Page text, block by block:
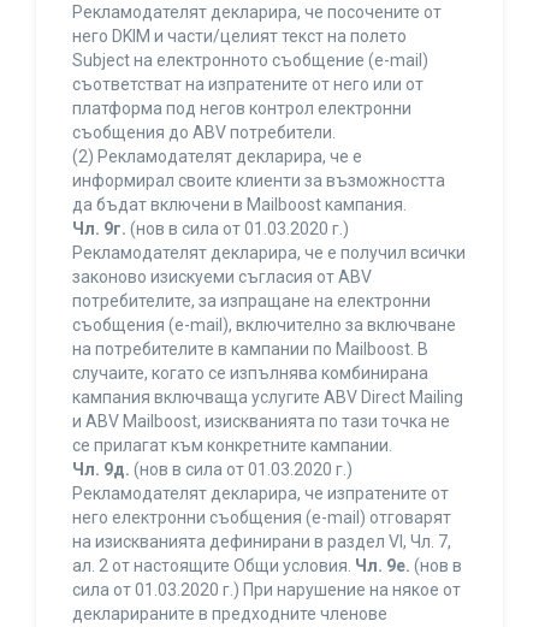
Рекламодателят декларира, че посочените от
него DKIM и части/целият текст на полето
Subject на електронното съобщение (e-mail)
съответстват на изпратените от него или от
платформа под негов контрол електронни
съобщения до ABV потребители.
(2) Рекламодателят декларира, че е
информирал своите клиенти за възможността
да бъдат включени в Mailboost кампания.
Чл. 9г. (нов в сила от 01.03.2020 г.)
Рекламодателят декларира, че е получил всички
законово изискуеми съгласия от ABV
потребителите, за изпращане на електронни
съобщения (e-mail), включително за включване
на потребителите в кампании по Mailboost. В
случаите, когато се изпълнява комбинирана
кампания включваща услугите ABV Direct Mailing
и ABV Mailboost, изискванията по тази точка не
се прилагат към конкретните кампании.
Чл. 9д. (нов в сила от 01.03.2020 г.)
Рекламодателят декларира, че изпратените от
него електронни съобщения (e-mail) отговарят
на изискванията дефинирани в раздел VI, Чл. 7,
ал. 2 от настоящите Общи условия. Чл. 9е. (нов в
сила от 01.03.2020 г.) При нарушение на някое от
декларираните в предходните членове